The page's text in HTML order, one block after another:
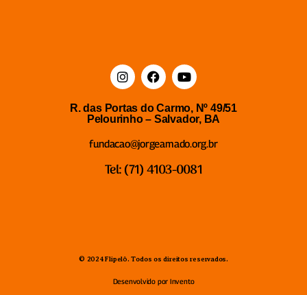
R. das Portas do Carmo, Nº 49/51
Pelourinho – Salvador, BA
fundacao@jorgeamado.org.br
Tel: (71) 4103-0081
© 2024 Flipelô. Todos os direitos reservados.
Desenvolvido por Invento